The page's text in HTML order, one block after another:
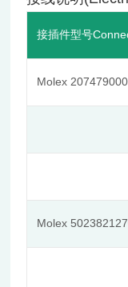
接插件型号
Molex
Molex